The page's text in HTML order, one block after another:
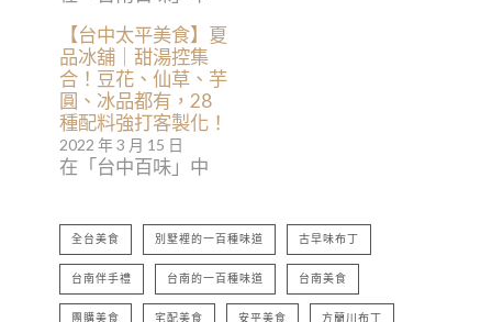
【台中太平美食】夏
品冰舖｜甜湯控集
合！豆花、仙草、芋
圓、冰品都有，28
種配料強打客製化！
2022 年 3 月 15 日
在「台中百味」中
全台美食 別墅裡的一百種味道 古早味布丁
台南伴手禮 台南的一百種味道 台南美食
團購美食 宅配美食 安平美食 方蘭川布丁